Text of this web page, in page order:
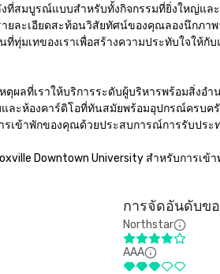
สมบูรณ์แบบสำหรับทั้งกิจกรรมที่ยิ่งใหญ่แล
ละเอียดสะท้อนวิสัยทัศน์ของคุณลองนึกภา
ทุ่มเทของเราเพื่อสร้างความประทับใจใ
ผลที่เราให้บริการระดับผู้บริหารพร้อมสิ่งอ
ละห้องคาร์ดิโอที่ทันสมัยพร้อมอุปกรณ์ครบค
รเข้าพักของคุณด้วยประสบการณ์การรับประ
Downtown University สำหรับการเข้
การจัดอันดับข
Northstar
AAA